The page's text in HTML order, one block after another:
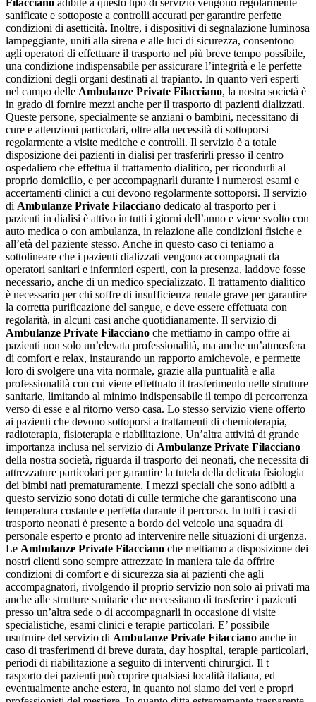
Filacciano adibite a questo tipo di servizio vengono regolarmente
sanificate e sottoposte a controlli accurati per garantire perfette
condizioni di asetticità. Inoltre, i dispositivi di segnalazione luminosa
lampeggiante, uniti alla sirena e alle luci di sicurezza, consentono
agli operatori di effettuare il trasporto nel più breve tempo possibile,
una condizione indispensabile per assicurare l’integrità e le perfette
condizioni degli organi destinati al trapianto. In quanto veri esperti
nel campo delle Ambulanze Private Filacciano, la nostra società è
in grado di fornire mezzi anche per il trasporto di pazienti dializzati.
Queste persone, specialmente se anziani o bambini, necessitano di
cure e attenzioni particolari, oltre alla necessità di sottoporsi
regolarmente a visite mediche e controlli. Il servizio è a totale
disposizione dei pazienti in dialisi per trasferirli presso il centro
ospedaliero che effettua il trattamento dialitico, per ricondurli al
proprio domicilio, e per accompagnarli durante i numerosi esami e
accertamenti clinici a cui devono regolarmente sottoporsi. Il servizio
di Ambulanze Private Filacciano dedicato al trasporto per i
pazienti in dialisi è attivo in tutti i giorni dell’anno e viene svolto con
auto medica o con ambulanza, in relazione alle condizioni fisiche e
all’età del paziente stesso. Anche in questo caso ci teniamo a
sottolineare che i pazienti dializzati vengono accompagnati da
operatori sanitari e infermieri esperti, con la presenza, laddove fosse
necessario, anche di un medico specializzato. Il trattamento dialitico
è necessario per chi soffre di insufficienza renale grave per garantire
la corretta purificazione del sangue, e deve essere effettuata con
regolarità, in alcuni casi anche quotidianamente. Il servizio di
Ambulanze Private Filacciano che mettiamo in campo offre ai
pazienti non solo un’elevata professionalità, ma anche un’atmosfera
di comfort e relax, instaurando un rapporto amichevole, e permette
loro di svolgere una vita normale, grazie alla puntualità e alla
professionalità con cui viene effettuato il trasferimento nelle strutture
sanitarie, limitando al minimo indispensabile il tempo di percorrenza
verso di esse e al ritorno verso casa. Lo stesso servizio viene offerto
ai pazienti che devono sottoporsi a trattamenti di chemioterapia,
radioterapia, fisioterapia e riabilitazione. Un’altra attività di grande
importanza inclusa nel servizio di Ambulanze Private Filacciano
della nostra società, riguarda il trasporto dei neonati, che necessita di
attrezzature particolari per garantire la tutela della delicata fisiologia
dei bimbi nati prematuramente. I mezzi speciali che sono adibiti a
questo servizio sono dotati di culle termiche che garantiscono una
temperatura costante e perfetta durante il percorso. In tutti i casi di
trasporto neonati è presente a bordo del veicolo una squadra di
personale esperto e pronto ad intervenire nelle situazioni di urgenza.
Le Ambulanze Private Filacciano che mettiamo a disposizione dei
nostri clienti sono sempre attrezzate in maniera tale da offrire
condizioni di comfort e di sicurezza sia ai pazienti che agli
accompagnatori, rivolgendo il proprio servizio non solo ai privati ma
anche alle strutture sanitarie che necessitano di trasferire i pazienti
presso un’altra sede o di accompagnarli in occasione di visite
specialistiche, esami clinici e terapie particolari. E’ possibile
usufruire del servizio di Ambulanze Private Filacciano anche in
caso di trasferimenti di breve durata, day hospital, terapie particolari,
periodi di riabilitazione a seguito di interventi chirurgici. Il t
rasporto dei pazienti può coprire qualsiasi località italiana, ed
eventualmente anche estera, in quanto noi siamo dei veri e propri